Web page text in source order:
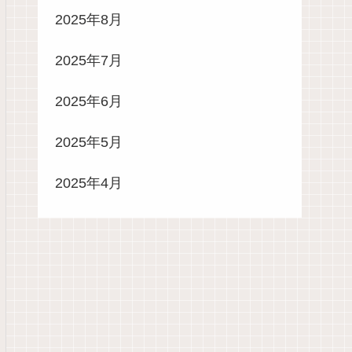
2025年8月
2025年7月
2025年6月
2025年5月
2025年4月